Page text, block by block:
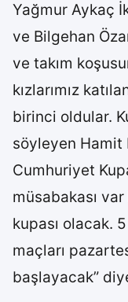
Yağmur Aykaç
ve Bilgehan
ve takım
kızlarımız
birinci oldular.
söyleyen Hamit
Cumhuriyet
müsabakası
kupası olacak.
maçları
başlayacak”